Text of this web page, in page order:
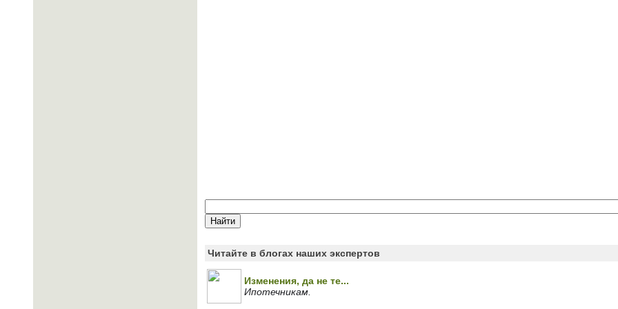
Читайте в блогах наших экспертов
Изменения, да не те...
Ипотечникам.